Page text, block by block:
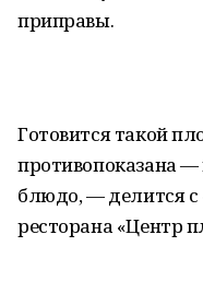
приправы.
Готовится такой
противопоказана
блюдо, — делится с
ресторана «Центр